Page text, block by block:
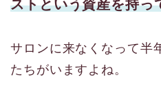
ストという資産を持っ
サロンに来なくなって半
たちがいますよね。